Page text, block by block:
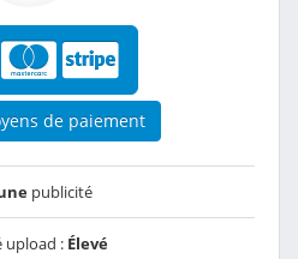
de paiement
publicité
upload : Élevé